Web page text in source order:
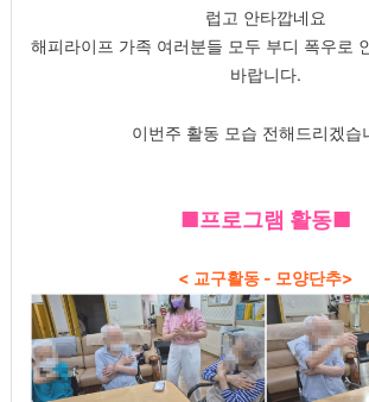
럽고 안타깝네요
해피라이프 가족 여러분들 모두 부디 폭우로
바랍니다.
이번주 활동 모습 전해드리겠습
■프로그램 활동■
< 교구활동 - 모양단추>